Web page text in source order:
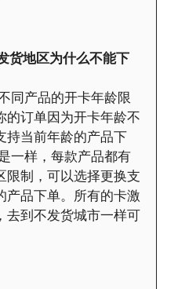
货地区为什么不能下
同产品的开卡年龄限
的订单因为开卡年龄不
持当前年龄的产品下
一样，每款产品都有
限制，可以选择更换支
产品下单。所有的卡激
去到不发货城市一样可